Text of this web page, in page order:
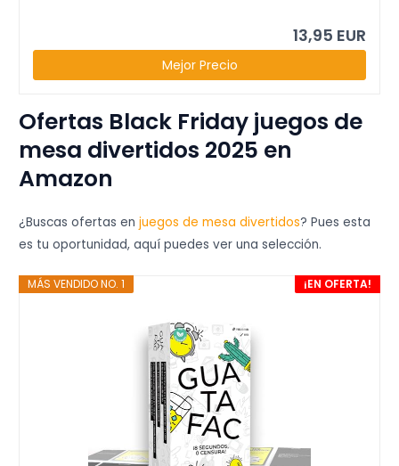
13,95 EUR
Mejor Precio
Ofertas Black Friday juegos de
mesa divertidos 2025 en
Amazon
¿Buscas ofertas en juegos de mesa divertidos? Pues esta
es tu oportunidad, aquí puedes ver una selección.
¡EN OFERTA!
MÁS VENDIDO NO. 1